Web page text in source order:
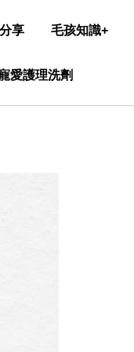
享 毛孩知識+
愛護理洗劑